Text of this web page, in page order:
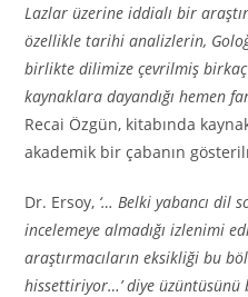
Lazlar üzerine iddialı bir
özellikle tarihi analizlerin,
birlikte dilimize çevrilmiş
kaynaklara dayandığı hemen
Recai Özgün, kitabında
akademik bir çabanın
Dr. Ersoy, ‘… Belki yabancı dil
incelemeye almadığı izlenimi
araştırmacıların eksikliği bu
hissettiriyor…’ diye